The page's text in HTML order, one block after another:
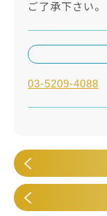
ご了承下さい。
03-5209-4088